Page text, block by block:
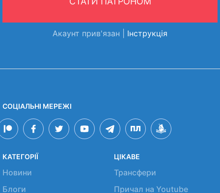
Акаунт прив'язан | Інструкція
СОЦІАЛЬНІ МЕРЕЖІ
КАТЕГОРІЇ
Новини
Блоги
ЦІКАВЕ
Трансфери
Причал на Youtube